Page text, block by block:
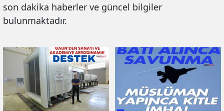
son dakika haberler ve güncel bilgiler
bulunmaktadır.